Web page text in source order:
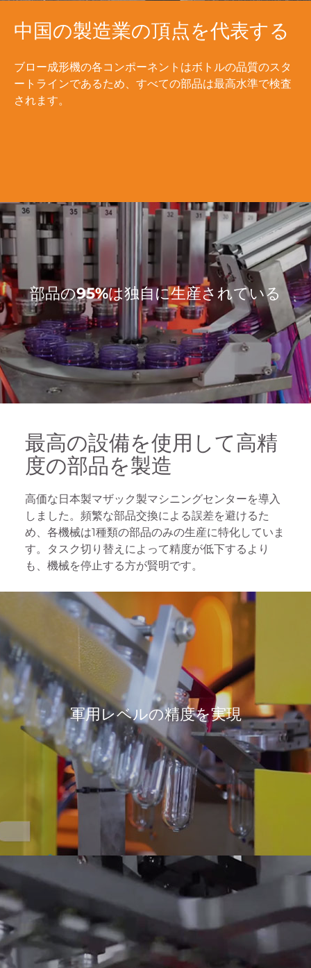
中国の製造業の頂点を代表する
ブロー成形機の各コンポーネントはボトルの品質のスタ
ートラインであるため、すべての部品は最高水準で検査
されます。
部品の95%は独自に生産されている
最高の設備を使用して高精
度の部品を製造
高価な日本製マザック製マシニングセンターを導入
しました。頻繁な部品交換による誤差を避けるた
め、各機械は1種類の部品のみの生産に特化していま
す。タスク切り替えによって精度が低下するより
も、機械を停止する方が賢明です。
軍用レベルの精度を実現